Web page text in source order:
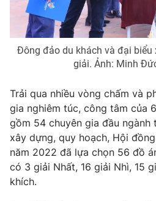
Đông đảo du khách và đại
giải. Ảnh: Minh
Trải qua nhiều vòng chấm và
gia nghiêm túc, công tâm của
gồm 54 chuyên gia đầu
xây dựng, quy hoạch, Hội
năm 2022 đã lựa chọn 56 đồ
có 3 giải Nhất, 16 giải Nhì, 15
khích.